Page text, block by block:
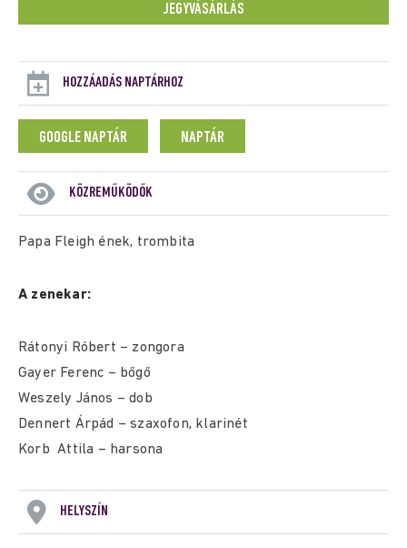
JEGYVÁSÁRLÁS
HOZZÁADÁS NAPTÁRHOZ
GOOGLE NAPTÁR NAPTÁR
KÖZREMŰKÖDŐK
Papa Fleigh ének, trombita
A zenekar:
Rátonyi Róbert – zongora
Gayer Ferenc – bőgő
Weszely János – dob
Dennert Árpád – szaxofon, klarinét
Korb Attila – harsona
HELYSZÍN